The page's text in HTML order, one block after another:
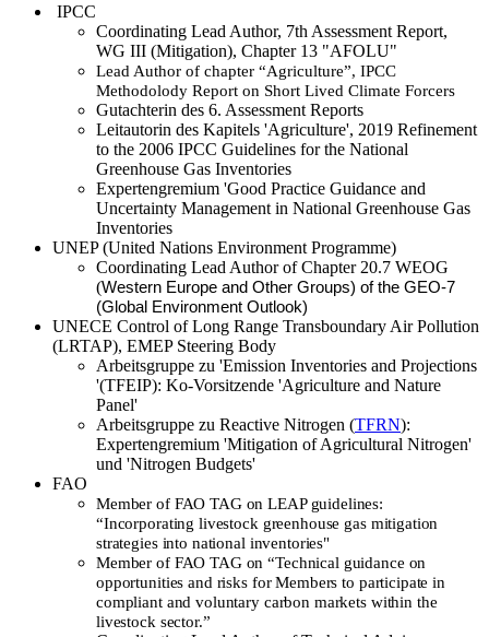
IPCC
Coordinating Lead Author, 7th Assessment Report,
WG III (Mitigation), Chapter 13 "AFOLU"
Lead Author of chapter “Agriculture”, IPCC
Methodolody Report on Short Lived Climate Forcers
Gutachterin des 6. Assessment Reports
Leitautorin des Kapitels 'Agriculture', 2019 Refinement
to the 2006 IPCC Guidelines for the National
Greenhouse Gas Inventories
Expertengremium 'Good Practice Guidance and
Uncertainty Management in National Greenhouse Gas
Inventories
UNEP (United Nations Environment Programme)
Coordinating Lead Author of Chapter 20.7 WEOG
(Western Europe and Other Groups) of the GEO-7
(Global Environment Outlook)
UNECE Control of Long Range Transboundary Air Pollution
(LRTAP), EMEP Steering Body
Arbeitsgruppe zu 'Emission Inventories and Projections
'(TFEIP): Ko-Vorsitzende 'Agriculture and Nature
Panel'
Arbeitsgruppe zu Reactive Nitrogen (TFRN):
Expertengremium 'Mitigation of Agricultural Nitrogen'
und 'Nitrogen Budgets'
FAO
Memberof FAO TAG on LEAP guidelines:
“Incorporating livestock greenhouse gas mitigation
strategies into national inventories"
Member of FAO TAG on “Technical guidance on
opportunities and risks for Members to participate in
compliant and voluntary carbon markets within the
livestock sector.”